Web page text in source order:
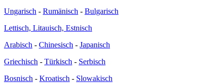
Ungarisch - Rumänisch - Bulgarisch
Lettisch, Litauisch, Estnisch
Arabisch - Chinesisch - Japanisch
Griechisch - Türkisch - Serbisch
Bosnisch - Kroatisch - Slowakisch